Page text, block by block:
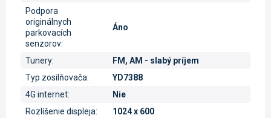
Podpora
originálnych
parkovacích
senzorov:
Áno
Tunery:
FM, AM - slabý príjem
Typ zosilňovača:
YD7388
4G internet:
Nie
Rozlíšenie displeja:
1024 x 600